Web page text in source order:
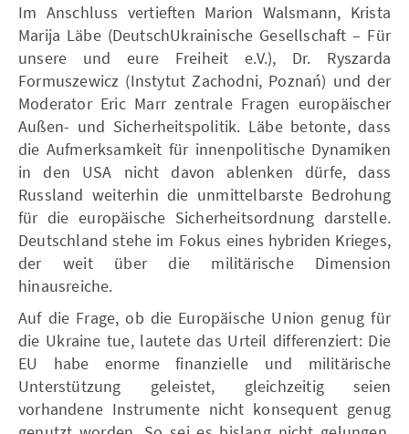
Im Anschluss vertieften Marion Walsmann, Krista
Marija Läbe (DeutschUkrainische Gesellschaft – Für
unsere und eure Freiheit e.V.), Dr. Ryszarda
Formuszewicz (Instytut Zachodni, Poznań) und der
Moderator Eric Marr zentrale Fragen europäischer
Außen- und Sicherheitspolitik. Läbe betonte, dass
die Aufmerksamkeit für innenpolitische Dynamiken
in den USA nicht davon ablenken dürfe, dass
Russland weiterhin die unmittelbarste Bedrohung
für die europäische Sicherheitsordnung darstelle.
Deutschland stehe im Fokus eines hybriden Krieges,
der weit über die militärische Dimension
hinausreiche.
Auf die Frage, ob die Europäische Union genug für
die Ukraine tue, lautete das Urteil differenziert: Die
EU habe enorme finanzielle und militärische
Unterstützung geleistet, gleichzeitig seien
vorhandene Instrumente nicht konsequent genug